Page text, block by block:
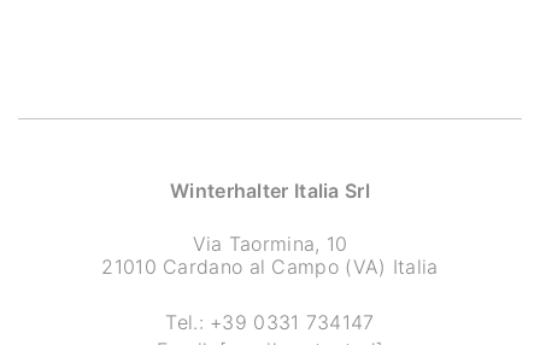
Winterhalter Italia Srl
Via Taormina, 10
21010 Cardano al Campo (VA) Italia
Tel.: +39 0331 734147